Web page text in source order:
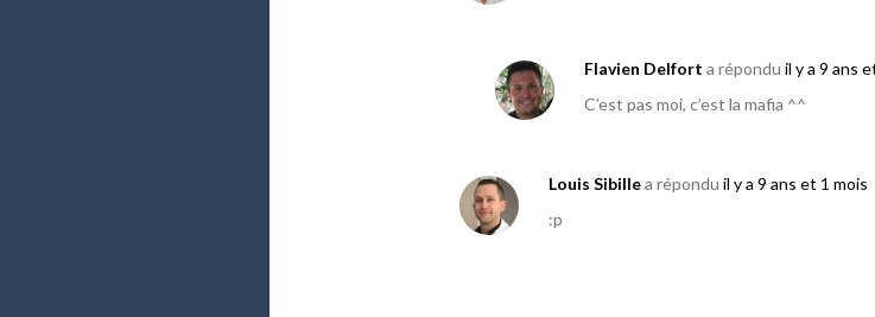
Flavien Delfort a répondu il y a 9 ans
C’est pas moi, c’est la mafia ^^
Louis Sibillea répondu il y a 9 ans et 1 mois
:p